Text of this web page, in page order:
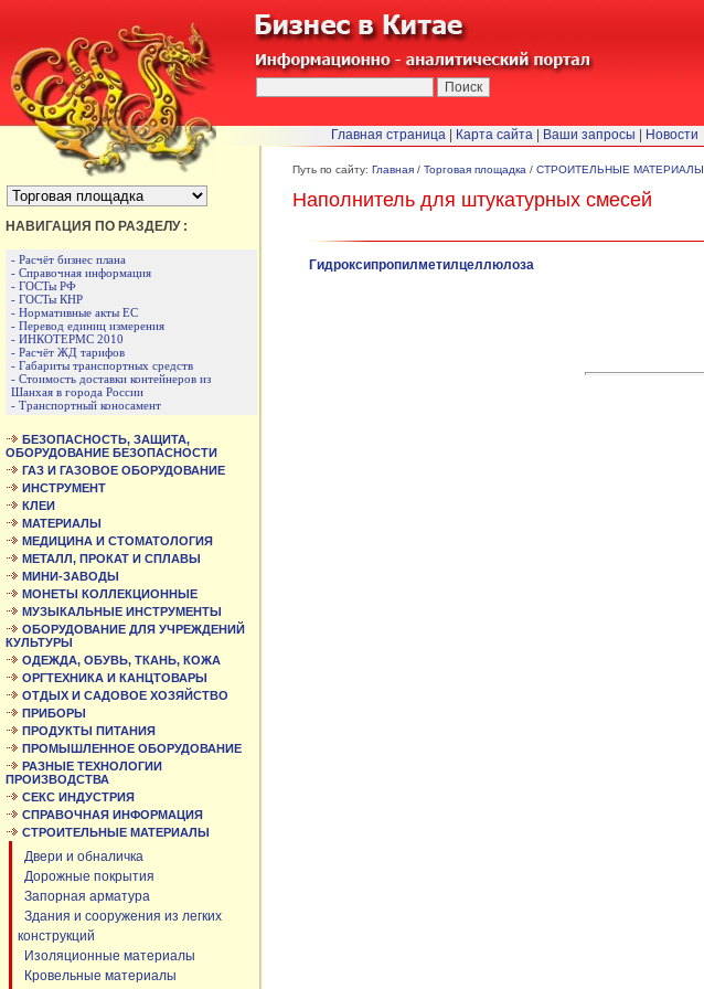
БЫСТРЫЙ ПЕРЕХОД :
НАВИГАЦИЯ ПО РАЗДЕЛУ :
- Расчёт бизнес плана
- Справочная информация
- ГОСТы РФ
- ГОСТы КНР
- Нормативные акты ЕС
- Перевод единиц измерения
- ИНКОТЕРМС 2010
- Расчёт ЖД тарифов
- Габариты транспортных средств
- Стоимость доставки контейнеров из
Шанхая в города России
- Транспортный коносамент
БЕЗОПАСНОСТЬ, ЗАЩИТА,
ОБОРУДОВАНИЕ БЕЗОПАСНОСТИ
ГАЗ И ГАЗОВОЕ ОБОРУДОВАНИЕ
ИНСТРУМЕНТ
КЛЕИ
МАТЕРИАЛЫ
МЕДИЦИНА И СТОМАТОЛОГИЯ
МЕТАЛЛ, ПРОКАТ И СПЛАВЫ
МИНИ-ЗАВОДЫ
МОНЕТЫ КОЛЛЕКЦИОННЫЕ
МУЗЫКАЛЬНЫЕ ИНСТРУМЕНТЫ
ОБОРУДОВАНИЕ ДЛЯ УЧРЕЖДЕНИЙ
КУЛЬТУРЫ
ОДЕЖДА, ОБУВЬ, ТКАНЬ, КОЖА
ОРГТЕХНИКА И КАНЦТОВАРЫ
ОТДЫХ И САДОВОЕ ХОЗЯЙСТВО
ПРИБОРЫ
ПРОДУКТЫ ПИТАНИЯ
ПРОМЫШЛЕННОЕ ОБОРУДОВАНИЕ
РАЗНЫЕ ТЕХНОЛОГИИ
ПРОИЗВОДСТВА
СЕКС ИНДУСТРИЯ
СПРАВОЧНАЯ ИНФОРМАЦИЯ
СТРОИТЕЛЬНЫЕ МАТЕРИАЛЫ
Двери и обналичка
Дорожные покрытия
Запорная арматура
Здания и сооружения из легких
конструкций
Изоляционные материалы
Кровельные материалы
Путь по сайту: Главная / Торговая площадка / СТРОИТЕЛЬНЫЕ МАТЕРИАЛЫ
Наполнитель для штукатурных смесей
Гидроксипропилметилцеллюлоза
Главная страница Карта сайта Ваши запросы Новости